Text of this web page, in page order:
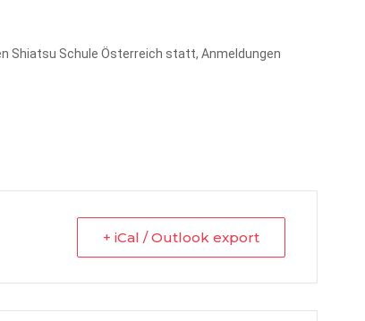
Shiatsu Schule Österreich statt, Anmeldungen
+ iCal / Outlook export